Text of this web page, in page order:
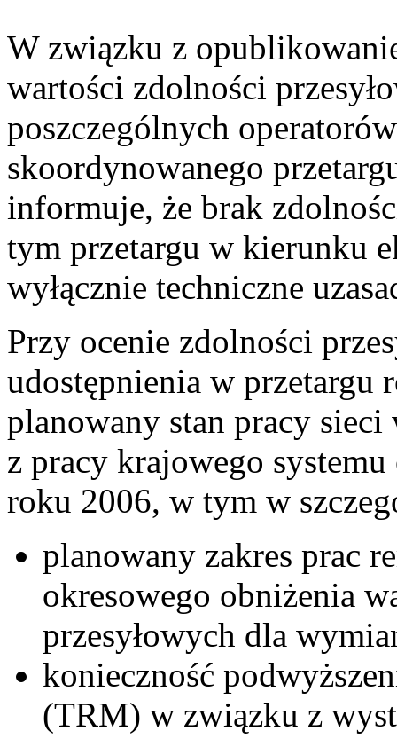
W związku z
wartości zdolności
poszczególnych
skoordynowanego
informuje, że brak
tym przetargu w kierunku
wyłącznie techniczne
Przy ocenie zdolności
udostępnienia w przetargu
planowany stan pracy
z pracy krajowego
roku 2006, w tym w
planowany zakres prac
okresowego obniżenia
przesyłowych dla
konieczność
(TRM) w związku z